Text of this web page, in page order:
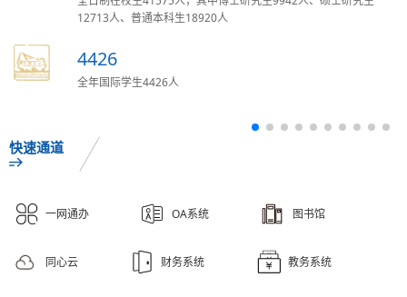
12713人、普通本科生18920人
4426
全年国际学生4426人
快速通道
一网通办 OA系统 图书馆
同心云 财务系统 教务系统